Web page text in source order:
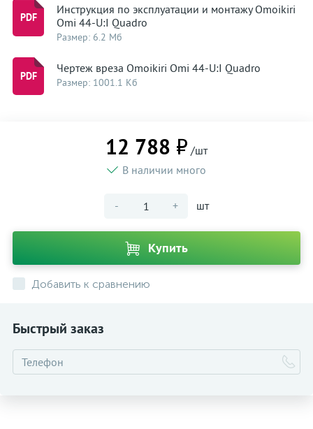
Инструкция по эксплуатации и монтажу Omoikiri
Omi 44-U:I Quadro
Размер: 6.2 Мб
Чертеж вреза Omoikiri Omi 44-U:I Quadro
Размер: 1001.1 Кб
12 788 ₽ /шт
В наличии много
- + шт
Купить
Добавить к сравнению
Быстрый заказ